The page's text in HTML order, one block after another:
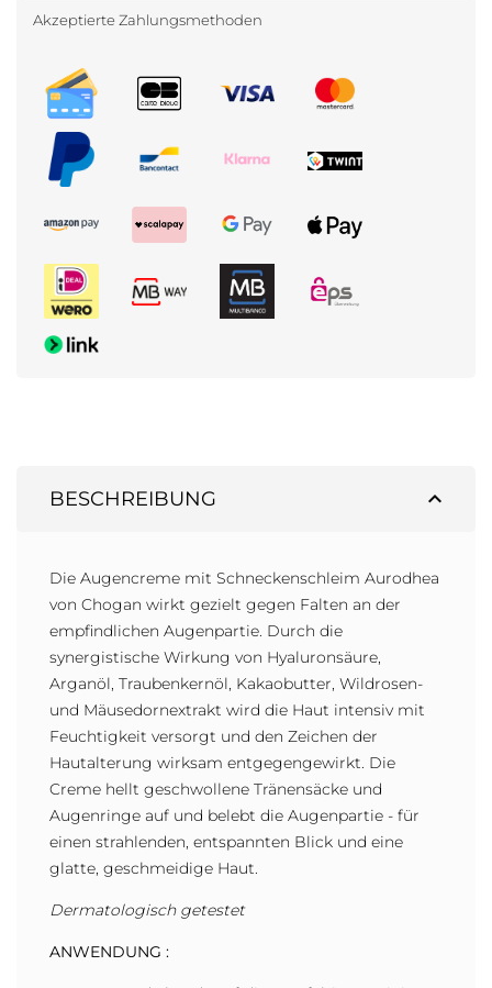
Akzeptierte Zahlungsmethoden
expand_less
BESCHREIBUNG
Die Augencreme mit Schneckenschleim Aurodhea
von Chogan wirkt gezielt gegen Falten an der
empfindlichen Augenpartie. Durch die
synergistische Wirkung von Hyaluronsäure,
Arganöl, Traubenkernöl, Kakaobutter, Wildrosen-
und Mäusedornextrakt wird die Haut intensiv mit
Feuchtigkeit versorgt und den Zeichen der
Hautalterung wirksam entgegengewirkt. Die
Creme hellt geschwollene Tränensäcke und
Augenringe auf und belebt die Augenpartie - für
einen strahlenden, entspannten Blick und eine
glatte, geschmeidige Haut.
Dermatologisch getestet
ANWENDUNG :